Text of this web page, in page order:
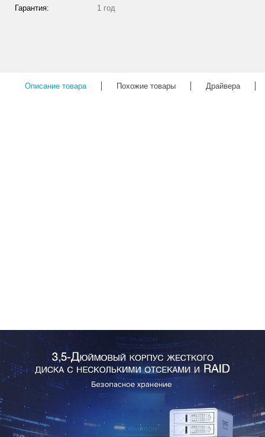
Гарантия:
1 год
Описание товара Похожие товары Драйвера